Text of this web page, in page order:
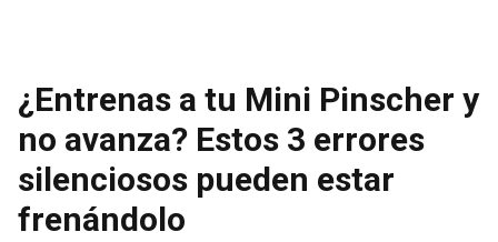
¿Entrenas a tu Mini Pinscher y
no avanza? Estos 3 errores
silenciosos pueden estar
frenándolo